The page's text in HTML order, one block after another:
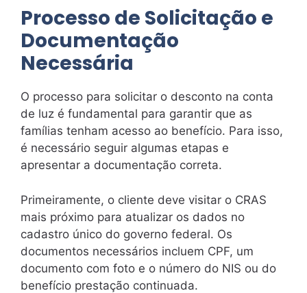
Processo de Solicitação e
Documentação
Necessária
O processo para solicitar o desconto na conta
de luz é fundamental para garantir que as
famílias tenham acesso ao benefício. Para isso,
é necessário seguir algumas etapas e
apresentar a documentação correta.
Primeiramente, o cliente deve visitar o CRAS
mais próximo para atualizar os dados no
cadastro único do governo federal. Os
documentos necessários incluem CPF, um
documento com foto e o número do NIS ou do
benefício prestação continuada.